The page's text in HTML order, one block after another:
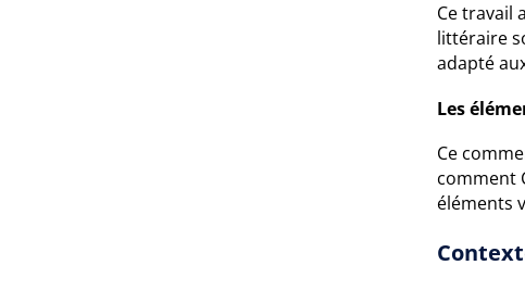
Ce travail
littéraire
adapté
Les
Ce
comment
éléments